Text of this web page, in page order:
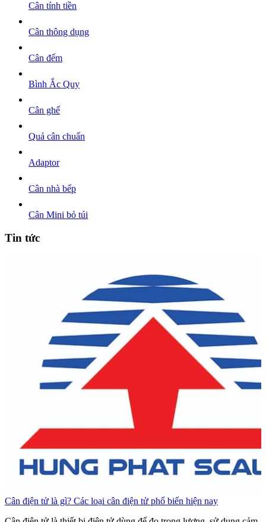
Cân tính tiền
Cân thông dụng
Cân đếm
Bình Ắc Quy
Cân ghế
Quả cân chuẩn
Adaptor
Cân nhà bếp
Cân Mini bỏ túi
Tin tức
Cân điện tử là gì? Các loại cân điện tử phổ biến hiện nay